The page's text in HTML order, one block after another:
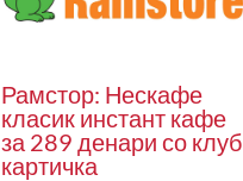
Рамстор: Нескафе
класик инстант кафе
за 289 денари со клуб
картичка